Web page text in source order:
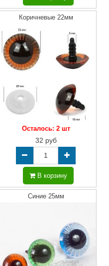
Коричневые 22мм
Осталось: 2 шт
32 руб
В корзину
Синие 25мм